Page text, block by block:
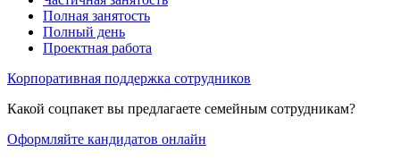
Полная занятость
Полный день
Проектная работа
Корпоративная поддержка сотрудников
Какой соцпакет вы предлагаете семейным сотрудникам?
Оформляйте кандидатов онлайн